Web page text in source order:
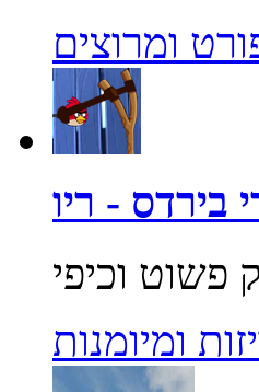
ומרוצים
בירדס - ריו
ומיומנות